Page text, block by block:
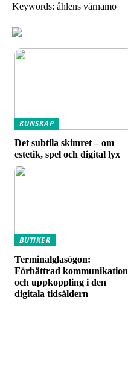
Keywords: åhlens värnamo
KUNSKAP
Det subtila skimret – om
estetik, spel och digital lyx
BUTIKER
Terminalglasögon:
Förbättrad kommunikation
och uppkoppling i den
digitala tidsåldern